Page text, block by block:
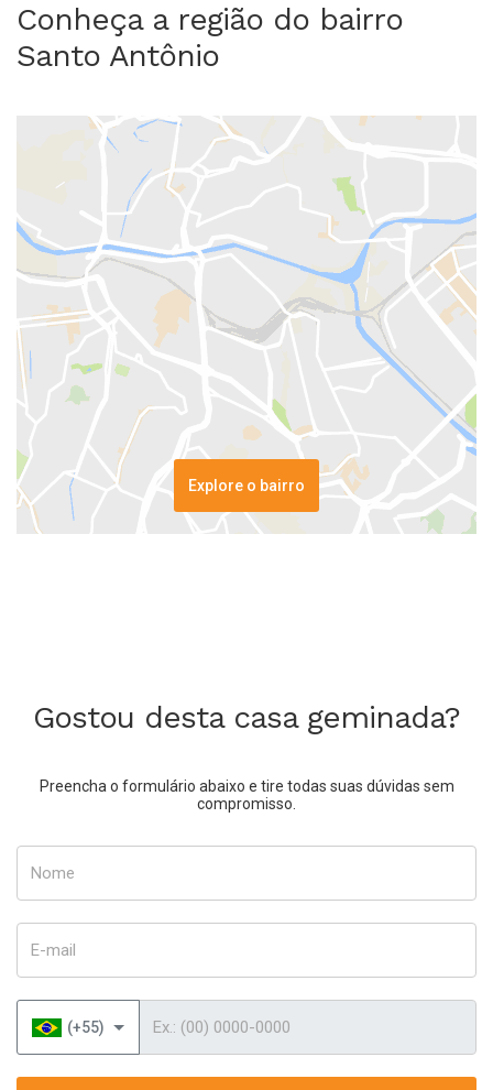
Conheça a região do bairro
Santo Antônio
Explore o bairro
Gostou desta casa geminada?
Preencha o formulário abaixo e tire todas suas dúvidas sem
compromisso.
(+55)